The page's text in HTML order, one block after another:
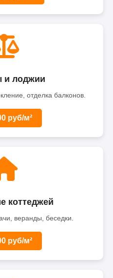
и лоджии
отделка балконов.
руб/м²
коттеджей
веранды, беседки.
руб/м²